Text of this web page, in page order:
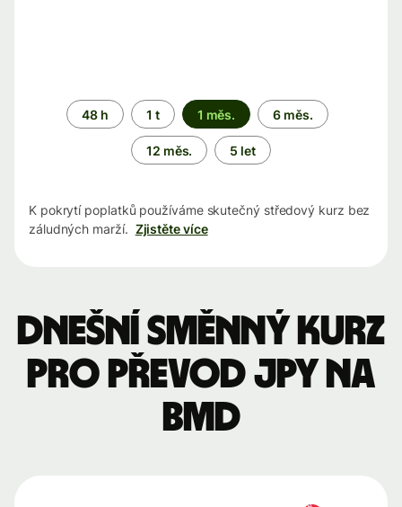
Časové
období
48 h 1 t 1 měs. 6 měs.
12 měs. 5 let
K pokrytí poplatků používáme skutečný středový kurz bez
záludných marží. Zjistěte více
Dnešní směnný kurz
pro převod JPY na
BMD